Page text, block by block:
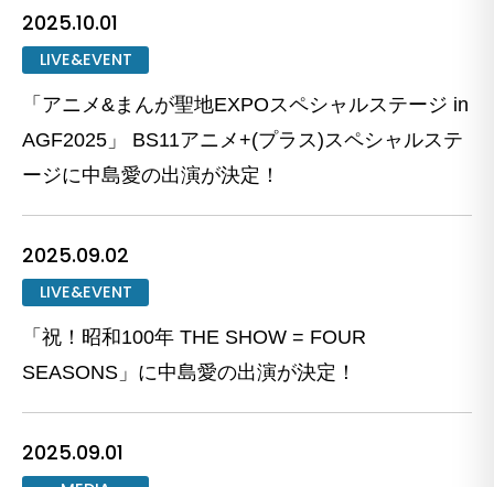
2025.10.01
LIVE&EVENT
「アニメ&まんが聖地EXPOスペシャルステージ in
AGF2025」 BS11アニメ+(プラス)スペシャルステ
ージに中島愛の出演が決定！
2025.09.02
LIVE&EVENT
「祝！昭和100年 THE SHOW = FOUR
SEASONS」に中島愛の出演が決定！
2025.09.01